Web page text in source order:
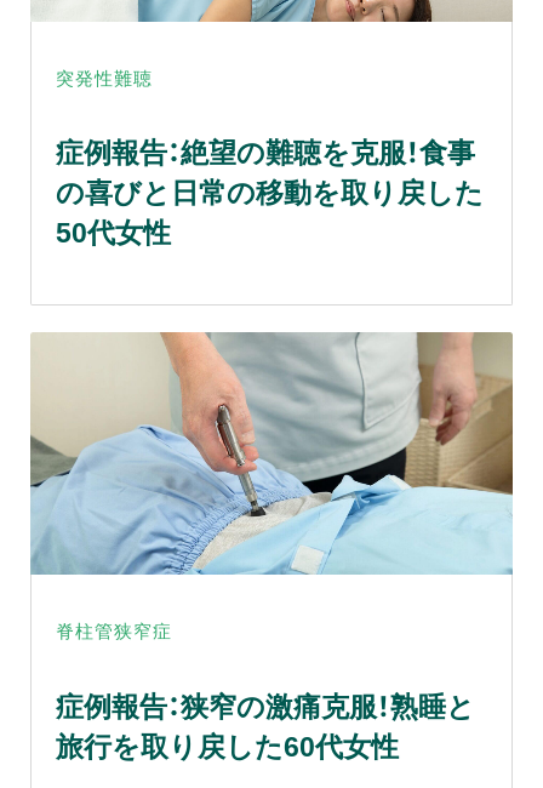
突発性難聴
症例報告：絶望の難聴を克服！食事
の喜びと日常の移動を取り戻した
50代女性
脊柱管狭窄症
症例報告：狭窄の激痛克服！熟睡と
旅行を取り戻した60代女性